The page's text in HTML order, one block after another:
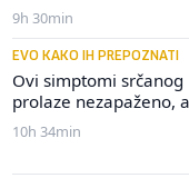
9h 30min
EVO KAKO IH PREPOZNATI
Ovi simptomi
prolaze nezapaženo,
10h 34min